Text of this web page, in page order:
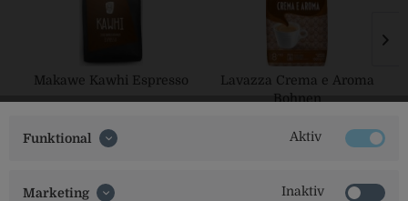
Makawe Kawhi Espresso
Lavazza Crema e Aroma
Bohnen
Funktional Aktiv
Marketing Inaktiv